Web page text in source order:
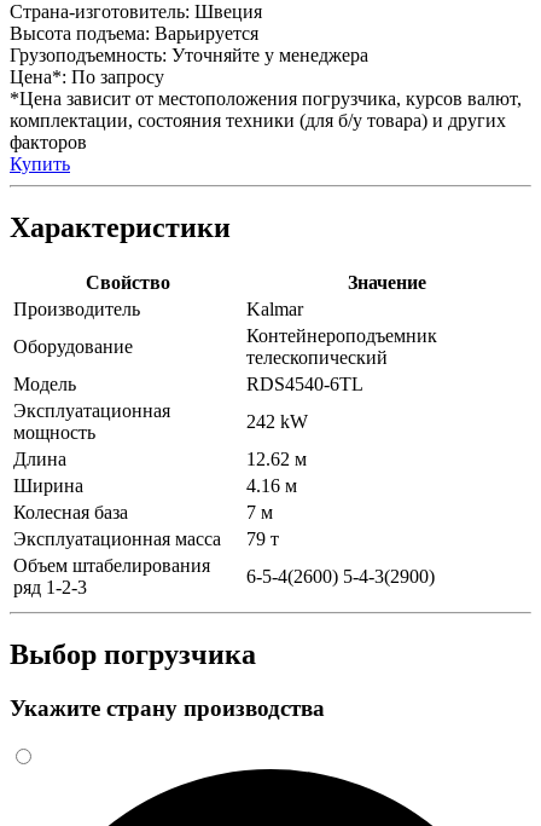
Страна-изготовитель: Швеция
Высота подъема: Варьируется
Грузоподъемность: Уточняйте у менеджера
Цена*: По запросу
*Цена зависит от местоположения погрузчика, курсов валют,
комплектации, состояния техники (для б/у товара) и других
факторов
Купить
Характеристики
Свойство
Значение
Производитель
Kalmar
Оборудование
Контейнероподъемник
телескопический
Модель
RDS4540-6TL
Эксплуатационная
мощность
242 kW
Длина
12.62 м
Ширина
4.16 м
Колесная база
7 м
Эксплуатационная масса
79 т
Объем штабелирования
ряд 1-2-3
6-5-4(2600) 5-4-3(2900)
Выбор погрузчика
Укажите страну производства